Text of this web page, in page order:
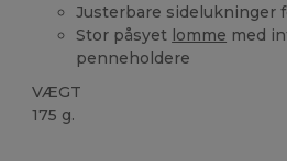
Justerbare sidelukninger
Stor påsyet lomme med
penneholdere
VÆGT
175 g.